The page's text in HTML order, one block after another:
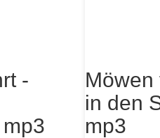
-
mp3
1,20 €*